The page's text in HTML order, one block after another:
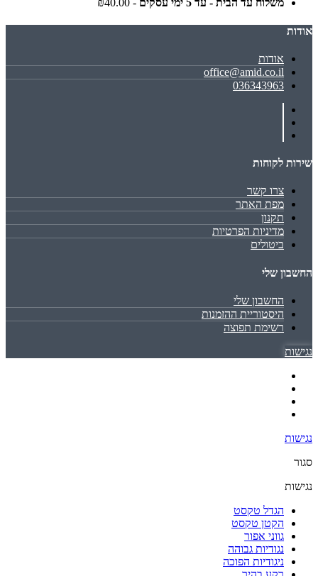
משלוח עד הבית - עד 5 ימי עסקים
- ₪40.00
אודות
אודות
office@amid.co.il
036343963
שירות לקוחות
צרו קשר
מפת האתר
תקנון
מדיניות הפרטיות
ביטולים
החשבון שלי
החשבון שלי
היסטוריית ההזמנות
רשימת תפוצה
נגישות
נגישות
סגור
נגישות
הגדל טקסט
הקטן טקסט
גווני אפור
נגודיות גבוהה
ניגודיות הפוכה